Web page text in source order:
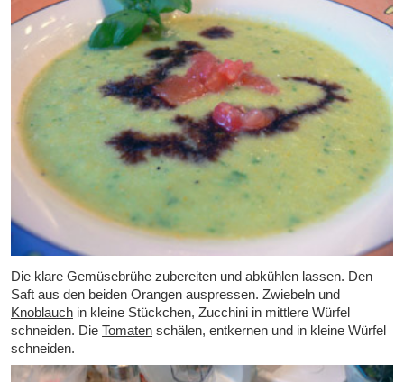
Die klare Gemüsebrühe zubereiten und abkühlen lassen. Den
Saft aus den beiden Orangen auspressen. Zwiebeln und
Knoblauch in kleine Stückchen, Zucchini in mittlere Würfel
schneiden. Die Tomaten schälen, entkernen und in kleine Würfel
schneiden.